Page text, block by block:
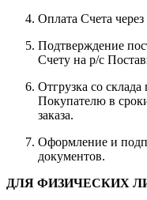
Оплата Счета
Подтверждение
Счету на р/с
Отгрузка со
Покупателю в
заказа.
Оформление и
документов.
ДЛЯ ФИЗИЧЕСКИХ